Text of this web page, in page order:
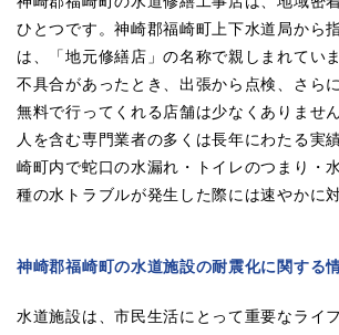
ひとつです。神崎郡福崎町上下水道局から
は、「地元修繕店」の名称で親しまれてい
不具合があったとき、出張から点検、さら
無料で行ってくれる店舗は少なくありませ
人を含む専門業者の多くは長年にわたる実
崎町内で蛇口の水漏れ・トイレのつまり・
種の水トラブルが発生した際には速やかに
神崎郡福崎町の水道施設の耐震化に関する
水道施設は、市民生活にとって重要なライ